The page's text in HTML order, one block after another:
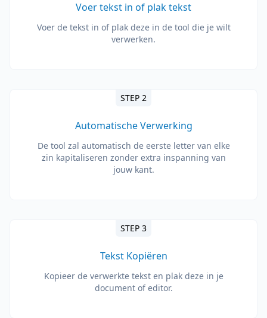
Voer tekst in of plak tekst
Voer de tekst in of plak deze in de tool die je wilt
verwerken.
STEP 2
Automatische Verwerking
De tool zal automatisch de eerste letter van elke
zin kapitaliseren zonder extra inspanning van
jouw kant.
STEP 3
Tekst Kopiëren
Kopieer de verwerkte tekst en plak deze in je
document of editor.